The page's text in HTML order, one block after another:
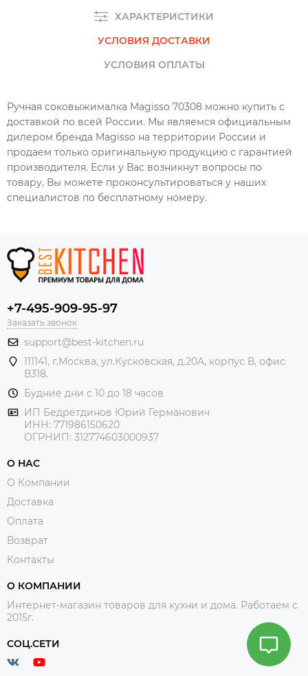
ХАРАКТЕРИСТИКИ
УСЛОВИЯ ДОСТАВКИ
УСЛОВИЯ ОПЛАТЫ
Ручная соковыжималка Magisso 70308 можно купить с
доставкой по всей России. Мы являемся официальным
дилером бренда Magisso на территории России и
продаем только оригинальную продукцию с гарантией
производителя. Если у Вас возникнут вопросы по
товару, Вы можете проконсультироваться у наших
специалистов по бесплатному номеру.
+7-495-909-95-97
Заказать звонок
support@best-kitchen.ru
111141, г,Москва, ул.Кусковская, д.20А, корпус В, офис
В318.
Будние дни с 10 до 18 часов
ИП Бедретдинов Юрий Германович
ИНН: 771986150620
ОГРНИП: 312774603000937
О НАС
О Компании
Доставка
Оплата
Возврат
Контакты
О КОМПАНИИ
Интернет-магазин товаров для кухни и дома. Работаем с
2015г.
СОЦ.СЕТИ